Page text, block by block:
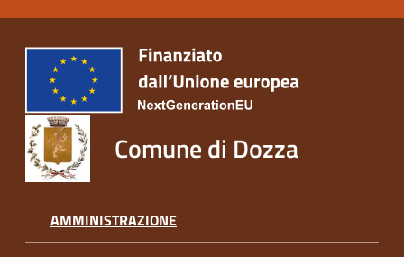
Comune di Dozza
AMMINISTRAZIONE